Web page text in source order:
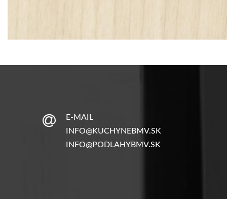
E-MAIL
INFO@KUCHYNEBMV.SK
INFO@PODLAHYBMV.SK